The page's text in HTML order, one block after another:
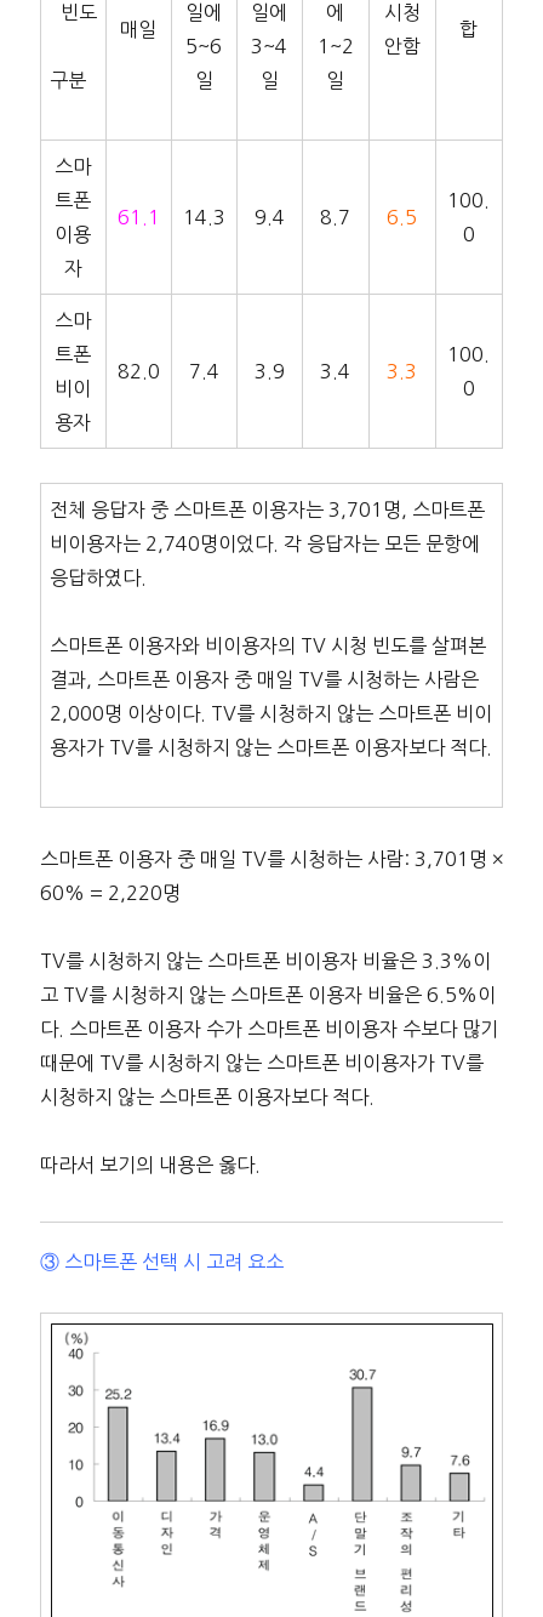
빈도
구분
매일
일에
5~6
일
일에
3~4
일
에
1~2
일
시청
안함
합
스마
트폰
이용
자
61.1 14.3 9.4 8.7 6.5
100.
0
스마
트폰
비이
용자
82.0 7.4 3.9 3.4 3.3
100.
0
전체 응답자 중 스마트폰 이용자는 3,701명, 스마트폰
비이용자는 2,740명이었다. 각 응답자는 모든 문항에
응답하였다.
스마트폰 이용자와 비이용자의 TV 시청 빈도를 살펴본
결과, 스마트폰 이용자 중 매일 TV를 시청하는 사람은
2,000명 이상이다. TV를 시청하지 않는 스마트폰 비이
용자가 TV를 시청하지 않는 스마트폰 이용자보다 적다.
스마트폰 이용자 중 매일 TV를 시청하는 사람: 3,701명 ×
60% = 2,220명
TV를 시청하지 않는 스마트폰 비이용자 비율은 3.3%이
고 TV를 시청하지 않는 스마트폰 이용자 비율은 6.5%이
다. 스마트폰 이용자 수가 스마트폰 비이용자 수보다 많기
때문에 TV를 시청하지 않는 스마트폰 비이용자가 TV를
시청하지 않는 스마트폰 이용자보다 적다.
따라서 보기의 내용은 옳다.
③ 스마트폰 선택 시 고려 요소